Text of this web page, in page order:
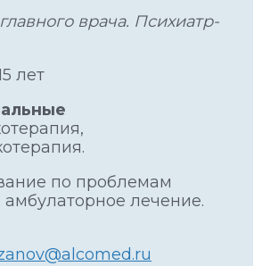
врача. Психиатр-
лет
по проблемам
амбулаторное лечение.